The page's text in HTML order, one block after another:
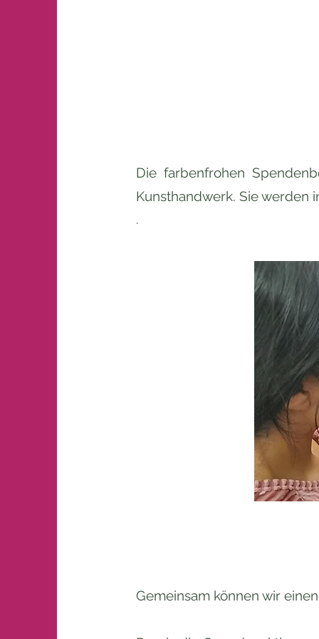
Die farbenfrohen
Kunsthandwerk. Sie werden
.
Gemeinsam können wir